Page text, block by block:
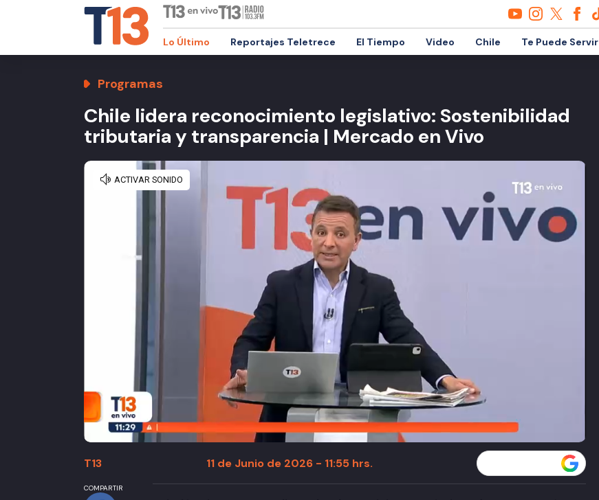
Lo Último Reportajes Teletrece El Tiempo Video Chile Te Puede Servir
Programas
Chile lidera reconocimiento legislativo: Sostenibilidad
tributaria y transparencia | Mercado en Vivo
T13 11 de Junio de 2026 - 11:55 hrs.
COMPARTIR